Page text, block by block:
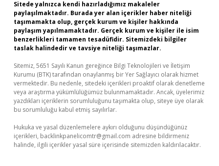
Sitede yalnızca kendi hazırladığımız makaleler
paylaşılmaktadır. Burada yer alan içerikler haber niteliği
taşımamakta olup, gerçek kurum ve kişiler hakkında
paylaşım yapılmamaktadır. Gerçek kurum ve kişiler ile isim
benzerlikleri tamamen tesadüfidir. Sitemizdeki bilgiler
taslak halindedir ve tavsiye niteliği taşımazlar.
Sitemiz, 5651 Sayılı Kanun gereğince Bilgi Teknolojileri ve İletişim
Kurumu (BTK) tarafından onaylanmış bir Yer Sağlayıcı olarak hizmet
vermektedir. Bu nedenle, sitedeki içerikleri proaktif olarak denetleme
veya araştırma yükümlülüğümüz bulunmamaktadır. Ancak, üyelerimiz
yazdıkları içeriklerin sorumluluğunu taşımakta olup, siteye üye olarak
bu sorumluluğu kabul etmiş sayılırlar.
Hukuka ve yasal düzenlemelere aykırı olduğunu düşündüğünüz
içerikleri, backlinkpanelicomtr@gmail.com adresine bildirmeniz
halinde, ilgili içerikler yasal süre içerisinde sitemizden kaldırılacaktır.